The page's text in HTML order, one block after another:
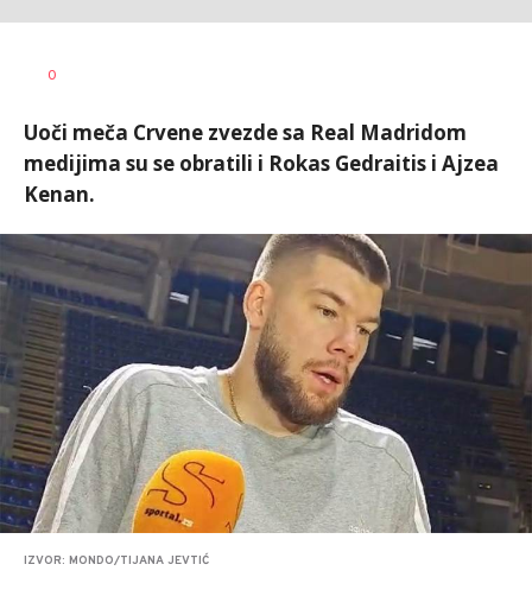
0
Uoči meča Crvene zvezde sa Real Madridom
medijima su se obratili i Rokas Gedraitis i Ajzea
Kenan.
IZVOR: MONDO/TIJANA JEVTIĆ